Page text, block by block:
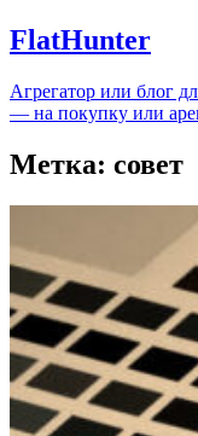
FlatHunter
Агрегатор или блог
— на покупку или
Метка: совет